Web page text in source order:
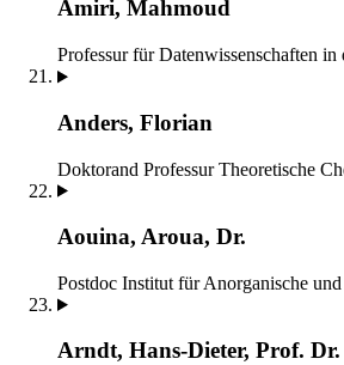
Amiri, Mahmoud
Professur für Datenwissenschaften in
Anders, Florian
Doktorand Professur Theoretische
Aouina, Aroua, Dr.
Postdoc Institut für Anorganische
Arndt, Hans-Dieter, Prof. Dr.